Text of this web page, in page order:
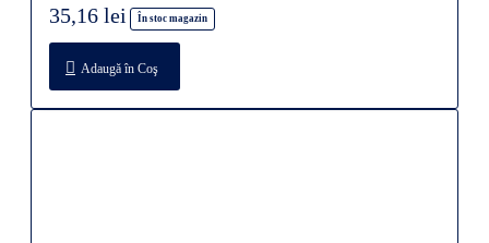
În stoc magazin
35,16 lei
Adaugă în Coş